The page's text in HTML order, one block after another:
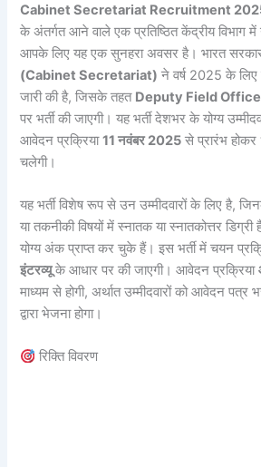
Cabinet Secretariat Recruitment
के अंतर्गत आने वाले एक प्रतिष्ठित केंद्रीय विभाग में
आपके लिए यह एक सुनहरा अवसर है। भारत
(Cabinet Secretariat) ने वर्ष 2025 के लिए
जारी की है, जिसके तहत Deputy Field
पर भर्ती की जाएगी। यह भर्ती देशभर के योग्य
आवेदन प्रक्रिया11 नवंबर 2025 से प्रारंभ होकर
चलेगी।
यह भर्ती विशेष रूप से उन उम्मीदवारों के लिए है,
या तकनीकी विषयों में स्नातक या स्नातकोत्तर
योग्य अंक प्राप्त कर चुके हैं। इस भर्ती में चयन
इंटरव्यूके आधार पर की जाएगी। आवेदन प्रक्रिया
माध्यम से होगी, अर्थात उम्मीदवारों को आवेदन पत्र
द्वारा भेजना होगा।
रिक्ति विवरण